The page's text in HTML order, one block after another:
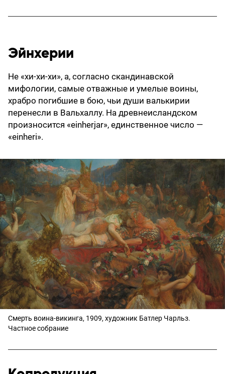
Эйнхерии
Не «хи-хи-хи», а, согласно скандинавской
мифологии, самые отважные и умелые воины,
храбро погибшие в бою, чьи души валькирии
перенесли в Вальхаллу. На древнеисландском
произносится «einherjar», единственное число —
«einheri».
Смерть воина-викинга, 1909, художник Батлер Чарльз.
Частное собрание